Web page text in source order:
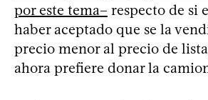
por este tema– respecto de si
haber aceptado que se la
precio menor al precio de
ahora prefiere donar la